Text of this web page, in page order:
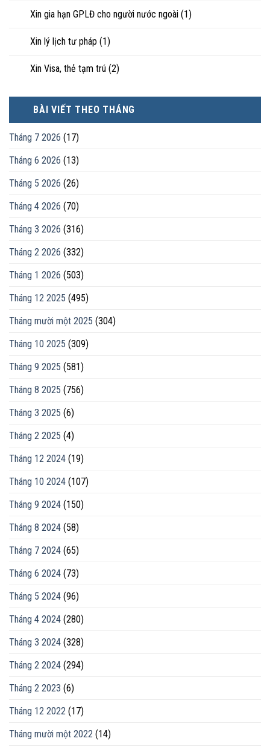
Xin gia hạn GPLĐ cho người nước ngoài (1)
Xin lý lịch tư pháp (1)
Xin Visa, thẻ tạm trú (2)
BÀI VIẾT THEO THÁNG
Tháng 7 2026 (17)
Tháng 6 2026 (13)
Tháng 5 2026 (26)
Tháng 4 2026 (70)
Tháng 3 2026 (316)
Tháng 2 2026 (332)
Tháng 1 2026 (503)
Tháng 12 2025 (495)
Tháng mười một 2025 (304)
Tháng 10 2025 (309)
Tháng 9 2025 (581)
Tháng 8 2025 (756)
Tháng 3 2025 (6)
Tháng 2 2025 (4)
Tháng 12 2024 (19)
Tháng 10 2024 (107)
Tháng 9 2024 (150)
Tháng 8 2024 (58)
Tháng 7 2024 (65)
Tháng 6 2024 (73)
Tháng 5 2024 (96)
Tháng 4 2024 (280)
Tháng 3 2024 (328)
Tháng 2 2024 (294)
Tháng 2 2023 (6)
Tháng 12 2022 (17)
Tháng mười một 2022 (14)